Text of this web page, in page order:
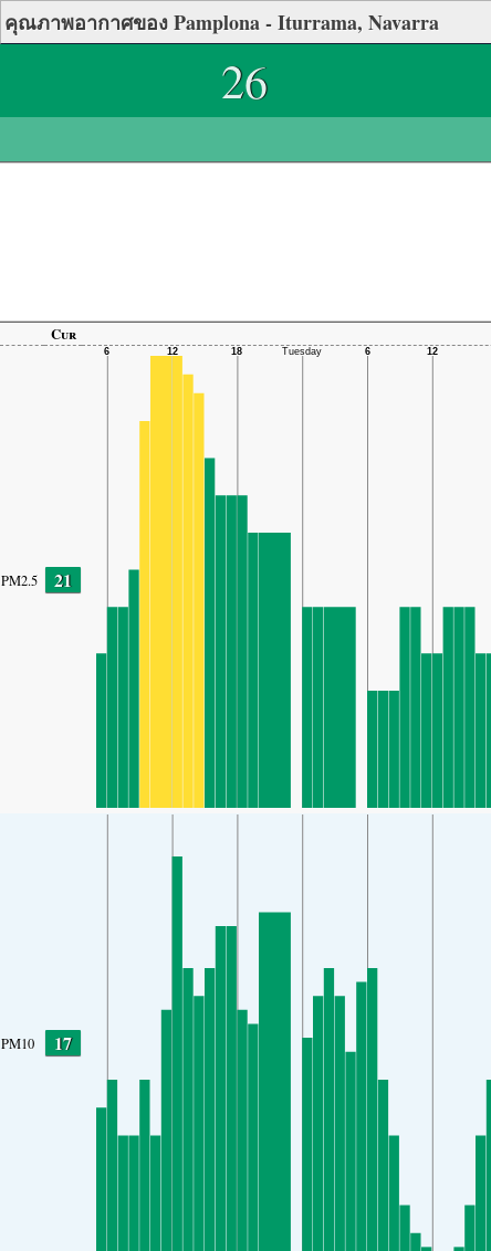
คุณภาพอากาศของ Pamplona - Iturrama, Navarra
26
Cur
PM2.5 21
PM10 17